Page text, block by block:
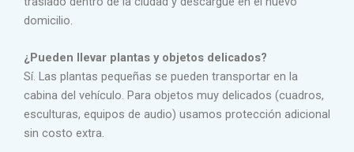
domicilio.
¿Pueden llevar plantas y objetos delicados?
Sí. Las plantas pequeñas se pueden transportar en la
cabina del vehículo. Para objetos muy delicados (cuadros,
esculturas, equipos de audio) usamos protección adicional
sin costo extra.